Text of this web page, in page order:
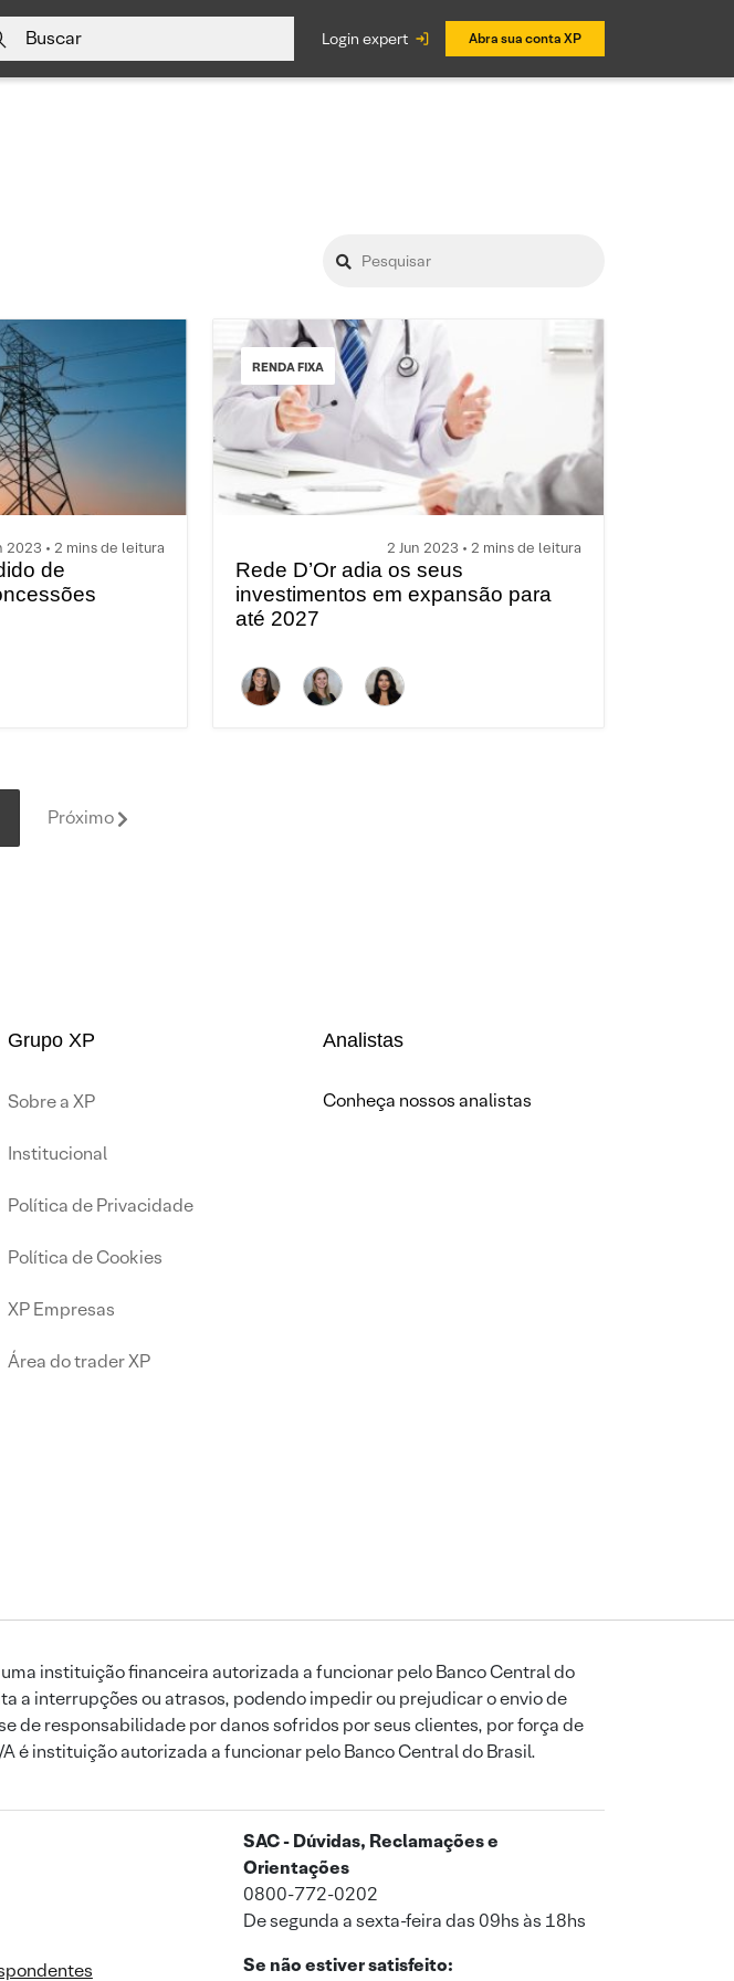
Buscar login expert Abra sua conta XP
2023 • 2 mins de leitura
de
RENDA FIXA
2 Jun 2023 • 2 mins de leitura
Rede D’Or adia os seus
investimentos em expansão para
até 2027
Próximo
Grupo XP
Sobre a XP
Institucional
Política de Privacidade
Política de Cookies
XP Empresas
Área do trader XP
Analistas
Conheça nossos analistas
instituição financeira autorizada a funcionar pelo Banco Central do
a interrupções ou atrasos, podendo impedir ou prejudicar o envio de
de responsabilidade por danos sofridos por seus clientes, por força de
é instituição autorizada a funcionar pelo Banco Central do Brasil.
SAC - Dúvidas, Reclamações e
Orientações
0800-772-0202
De segunda a sexta-feira das 09hs às 18hs
Se não estiver satisfeito: